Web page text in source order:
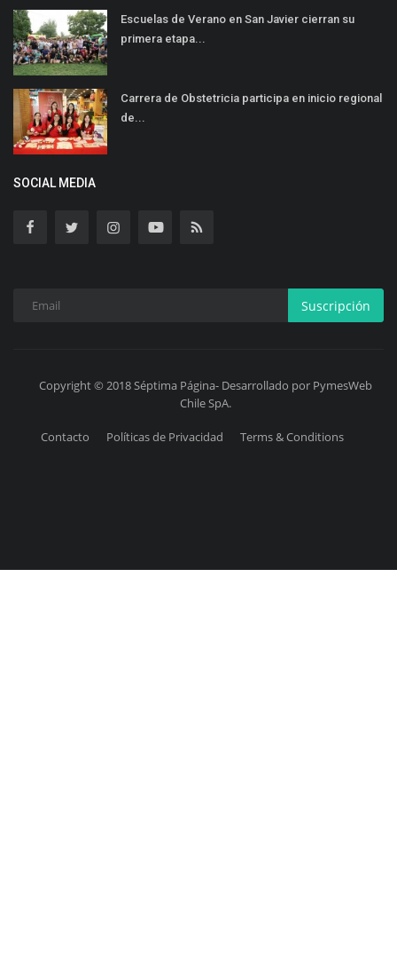
Escuelas de Verano en San Javier cierran su
primera etapa...
Carrera de Obstetricia participa en inicio regional
de...
SOCIAL MEDIA
Suscripción
Copyright © 2018 Séptima Página- Desarrollado por PymesWeb
Chile SpA.
Contacto Políticas de Privacidad Terms & Conditions